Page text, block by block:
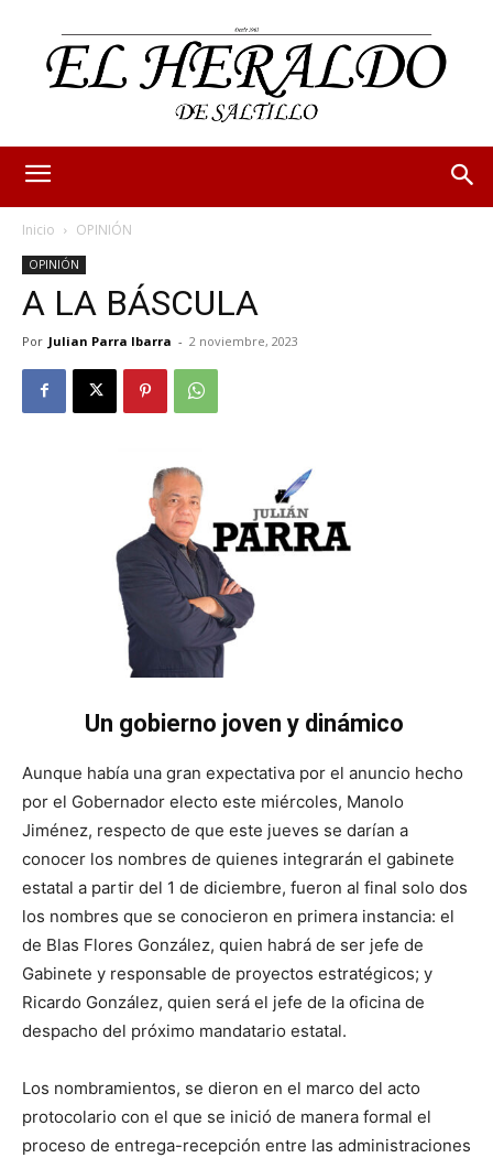
Inicio OPINIÓN
OPINIÓN
A LA BÁSCULA
Por Julian Parra Ibarra - 2 noviembre, 2023
Un gobierno joven y dinámico
Aunque había una gran expectativa por el anuncio hecho
por el Gobernador electo este miércoles, Manolo
Jiménez, respecto de que este jueves se darían a
conocer los nombres de quienes integrarán el gabinete
estatal a partir del 1 de diciembre, fueron al final solo dos
los nombres que se conocieron en primera instancia: el
de Blas Flores González, quien habrá de ser jefe de
Gabinete y responsable de proyectos estratégicos; y
Ricardo González, quien será el jefe de la oficina de
despacho del próximo mandatario estatal.
Los nombramientos, se dieron en el marco del acto
protocolario con el que se inició de manera formal el
proceso de entrega-recepción entre las administraciones